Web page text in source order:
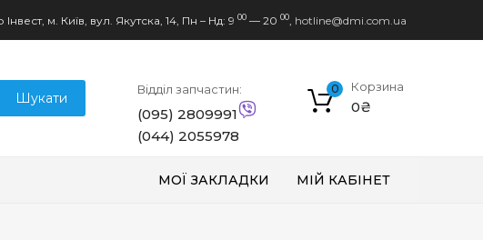
м. Київ, вул. Якутска, 14, Пн – Нд: 9 00 — 20 00 hotline@dmi.com.ua
Шукати
Відділ запчастин:
(095) 2809991
(044) 2055978
Корзина
0₴
0
МІЙ КАБІНЕТ
МОЇ ЗАКЛАДКИ